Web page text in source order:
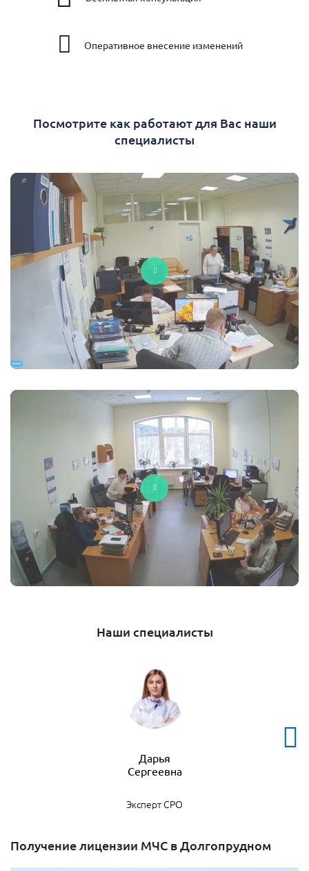
Оперативное внесение изменений
Посмотрите как работают для Вас наши
специалисты
Наши специалисты
Дарья
Сергеевна
Эксперт СРО
Получение лицензии МЧС в Долгопрудном